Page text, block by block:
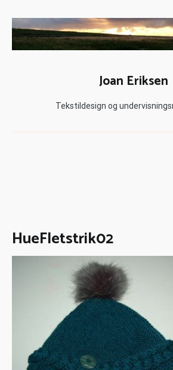
Joan Eriksen
Tekstildesign og
HueFletstrik02